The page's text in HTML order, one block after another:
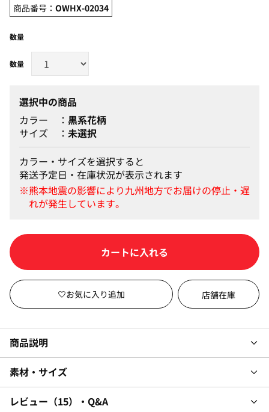
商品番号： OWHX-02034
数量
選択中の商品
カラー
黒系花柄
サイズ
未選択
カラー・サイズを選択すると
発送予定日・在庫状況が表示されます
カートに入れる
店舗在庫
商品説明
素材・サイズ
レビュー 15 ・Q&A